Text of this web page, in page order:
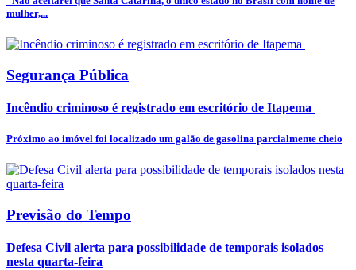
mulher,...
Segurança Pública
Incêndio criminoso é registrado em escritório de Itapema
Próximo ao imóvel foi localizado um galão de gasolina parcialmente cheio
Previsão do Tempo
Defesa Civil alerta para possibilidade de temporais isolados
nesta quarta-feira